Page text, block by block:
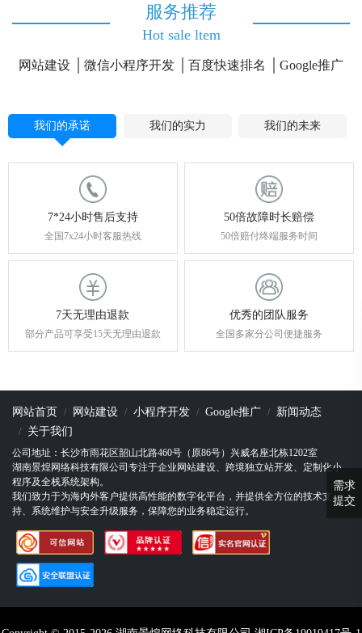
服务推荐
Hot sale ltem
网站建设 微信小程序开发 百度快速排名 Google推广
我们的承诺 我们的实力 我们的未来
7*24小时售后支持
全国7x24小时客服热线
50倍故障时长赔偿
50倍赔付终端服务时间
7天无理由退款
部分产品可享受15天无理由退款
优秀的团队服务
全国多家分公司便捷服务
网站首页 网站建设 小程序开发 Google推广
新闻动态
关于我们
公司地址：长沙市雨花区韶山北路460号（原86号）兴威名座北栋1202室
湖南景煌网络科技有限公司专注于企业网站建设、跨境独立站开发、定制化小
程序及全栈系统架构。
我们致力于为海内外客户提供高性能的数字化平台，并提供全方位的技术支
持、系统维护与安全升级服务，保障您的业务稳定运行。
需求
提交